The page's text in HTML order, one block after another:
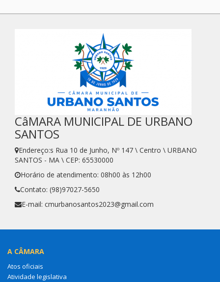
CâMARA MUNICIPAL DE URBANO
SANTOS
Endereço:s Rua 10 de Junho, Nº 147 \ Centro \ URBANO
SANTOS - MA \ CEP: 65530000
Horário de atendimento: 08h00 às 12h00
Contato: (98)97027-5650
E-mail: cmurbanosantos2023@gmail.com
A CÂMARA
Atos oficiais
Atividade legislativa